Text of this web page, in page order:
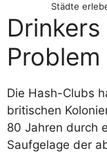
Städte
Problem
Die Hash-Clubs
britischen
80 Jahren durch
Saufgelage der